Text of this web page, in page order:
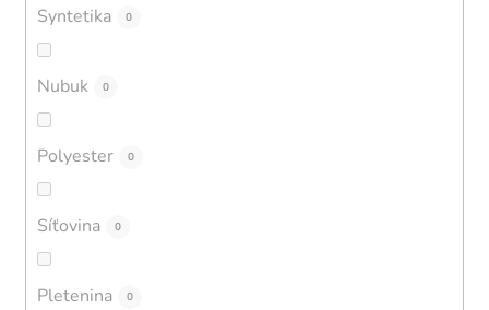
Syntetika 0
Nubuk 0
Polyester 0
Síťovina 0
Pletenina 0